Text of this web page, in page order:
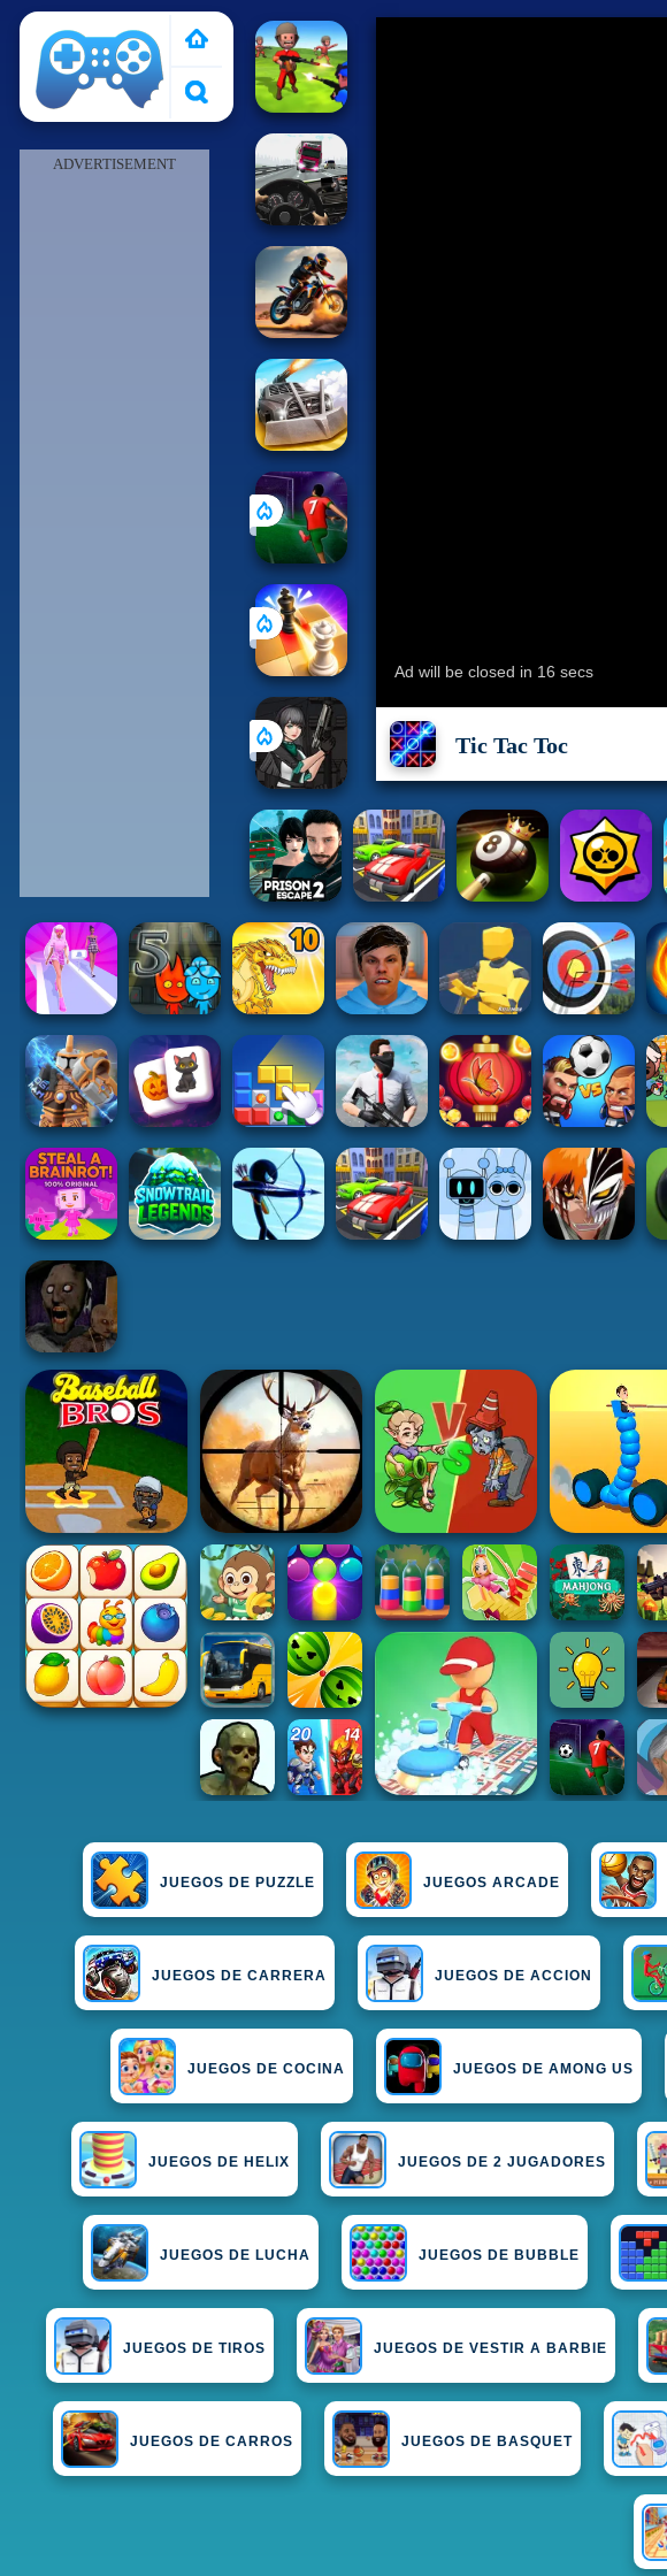
ADVERTISEMENT
Tic Tac Toc
JUEGOS DE PUZZLE JUEGOS ARCADE
JUEGOS DE CARRERA JUEGOS DE ACCION
JUEGOS DE COCINA JUEGOS DE AMONG US
JUEGOS DE HELIX JUEGOS DE 2 JUGADORES
JUEGOS DE LUCHA JUEGOS DE BUBBLE
JUEGOS DE TIROS JUEGOS DE VESTIR A BARBIE
JUEGOS DE CARROS JUEGOS DE BASQUET